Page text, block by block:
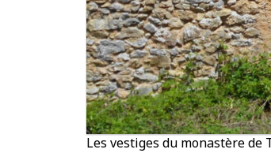
Les vestiges du monastère